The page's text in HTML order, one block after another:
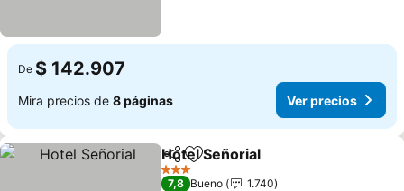
De $ 142.907
Mira precios de 8 páginas Ver precios
CompartirAgregar a favoritos
Hotel Señorial
3 Estrellas
7,8 Bueno
1.740